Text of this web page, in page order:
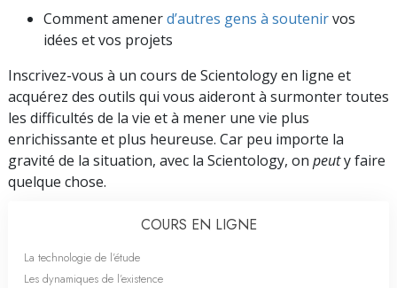
Comment amenerd’autres gens à soutenirvos
idées et vos projets
Inscrivez-vous à un cours de Scientology en ligne et
acquérez des outils qui vous aideront à surmonter toutes
les difficultés de la vie et à mener une vie plus
enrichissante et plus heureuse. Car peu importe la
gravité de la situation, avec la Scientology, on peuty faire
quelque chose.
COURS EN LIGNE
La technologie de l’étude
Les dynamiques de l’existence